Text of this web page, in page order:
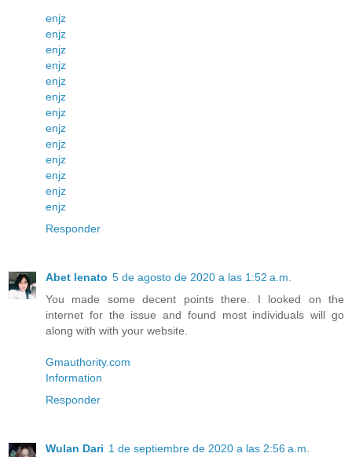
enjz
enjz
enjz
enjz
enjz
enjz
enjz
enjz
enjz
enjz
enjz
enjz
enjz
Responder
Abet lenato 5 de agosto de 2020 a las 1:52 a.m.
You made some decent points there. I looked on the
internet for the issue and found most individuals will go
along with with your website.
Gmauthority.com
Information
Responder
Wulan Dari 1 de septiembre de 2020 a las 2:56 a.m.